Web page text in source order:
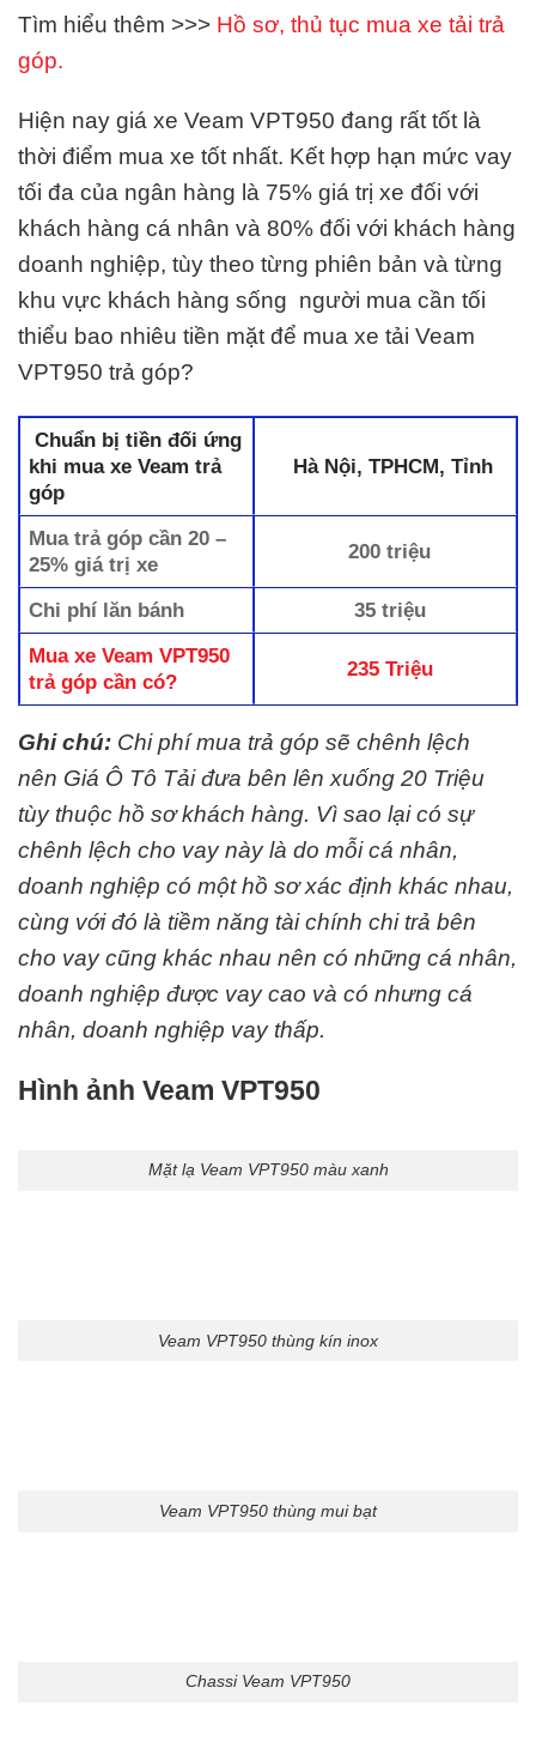
Tìm hiểu thêm >>> Hồ sơ, thủ tục mua xe tải trả
góp.
Hiện nay giá xe Veam VPT950 đang rất tốt là
thời điểm mua xe tốt nhất. Kết hợp hạn mức vay
tối đa của ngân hàng là 75% giá trị xe đối với
khách hàng cá nhân và 80% đối với khách hàng
doanh nghiệp, tùy theo từng phiên bản và từng
khu vực khách hàng sống người mua cần tối
thiểu bao nhiêu tiền mặt để mua xe tải Veam
VPT950 trả góp?
Chuẩn bị tiền đối ứng
khi mua xe Veam trả
góp
Hà Nội, TPHCM, Tỉnh
Mua trả góp cần 20 –
25% giá trị xe
200 triệu
Chi phí lăn bánh
35 triệu
Mua xe Veam VPT950
trả góp cần có?
235 Triệu
Ghi chú: Chi phí mua trả góp sẽ chênh lệch
nên Giá Ô Tô Tảiđưa bên lên xuống 20 Triệu
tùy thuộc hồ sơ khách hàng. Vì sao lại có sự
chênh lệch cho vay này là do mỗi cá nhân,
doanh nghiệp có một hồ sơ xác định khác nhau,
cùng với đó là tiềm năng tài chính chi trả bên
cho vay cũng khác nhau nên có những cá nhân,
doanh nghiệp được vay cao và có nhưng cá
nhân, doanh nghiệp vay thấp.
Hình ảnh Veam VPT950
Mặt lạ Veam VPT950 màu xanh
Veam VPT950 thùng kín inox
Veam VPT950 thùng mui bạt
Chassi Veam VPT950